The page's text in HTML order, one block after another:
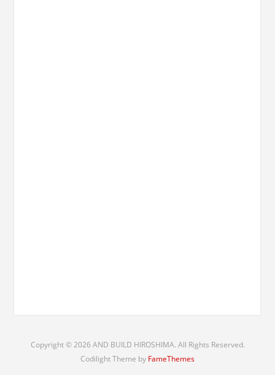
Copyright © 2026 AND BUILD HIROSHIMA. All Rights Reserved.
Codilight Theme by FameThemes